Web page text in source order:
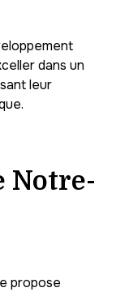
dans un
leur
Notre-
propose